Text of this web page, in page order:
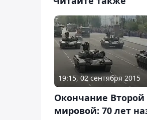
19:15, 02 сентября 2015
Окончание Второй
мировой: 70 лет